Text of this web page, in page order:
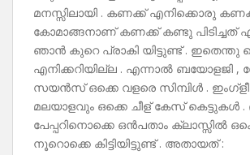
മനസ്സിലായി . കണക്ക് എനിക്കൊരു
കോമാങ്ങനാണ് കണക്ക് കണ്ടു പിടിച്ചത്
ഞാൻ കുറെ പ്രാകി യിട്ടുണ്ട് .
എനിക്കറിയില്ല . എന്നാൽ
സയൻസ് ഒക്കെ വളരെ സിമ്പിൾ .
മലയാളവും ഒക്കെ ചീള് കേസ് കെട്ടുകൾ .
പേപ്പറിനൊക്കെ ഒൻപതാം ക്ലാസ്സിൽ
നൂറൊക്കെ കിട്ടിയിട്ടുണ്ട് . അതായത് :